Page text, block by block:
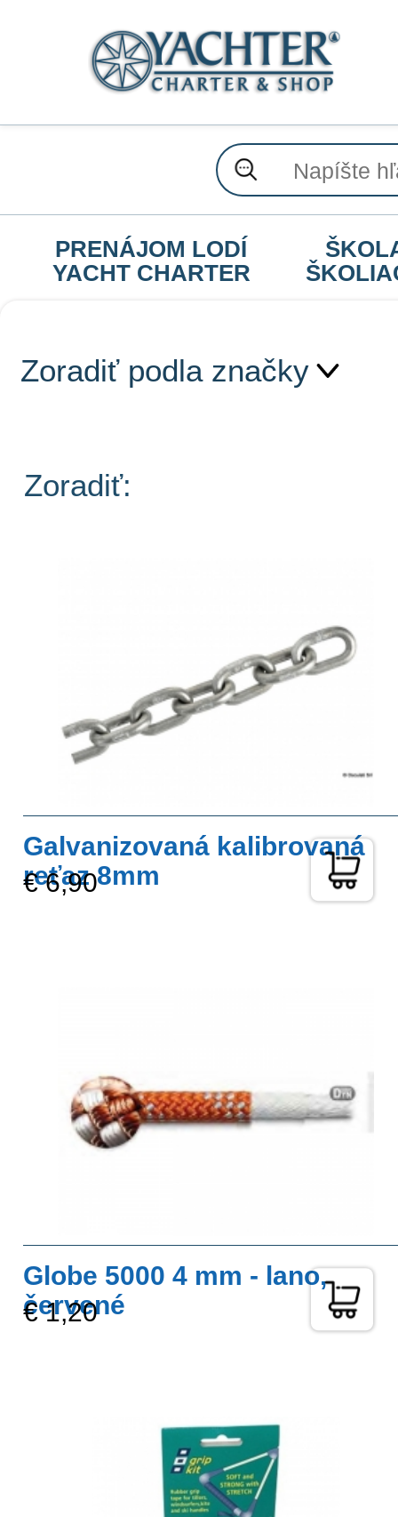
PRENÁJOM LODÍ
YACHT CHARTER
Zoradiť podla značky
Zoradiť:
Galvanizovaná kalibrovaná
reťaz 8mm
€ 6,90
Globe 5000 4 mm - lano,
červené
€ 1,20